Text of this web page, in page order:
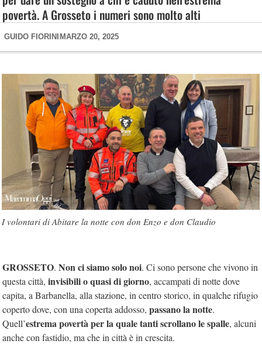
povertà. A Grosseto i numeri sono molto alti
GUIDO FIORINI MARZO 20, 2025
I volontari di Abitare la notte con don Enzo e don Claudio
GROSSETO. Non ci siamo solo noi. Ci sono persone che vivono in
questa città, invisibili o quasi di giorno, accampati di notte dove
capita, a Barbanella, alla stazione, in centro storico, in qualche rifugio
coperto dove, con una coperta addosso, passano la notte.
Quell’estrema povertà per la quale tanti scrollano le spalle, alcuni
anche con fastidio, ma che in città è in crescita.